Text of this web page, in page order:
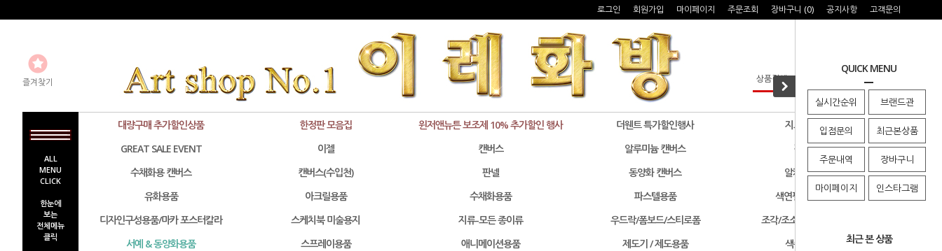
QUICK MENU
실시간순위 브랜드관
입점문의 최근본상품
주문내역 장바구니
마이페이지 인스타그램
최근 본 상품
로그인 회원가입 마이페이지 주문조회 장바구니 (0) 공지사항 고객문의
즐겨찾기
ALL
MENU
CLICK
한눈에
보는
전체메뉴
클릭
대량구매 추가할인상품 한정판 모음집 윈저앤뉴튼 보조제 10% 추가할인 행사 더웬트 특가할인행사
지그 특가할인행사
GREAT SALE EVENT
이젤 캔버스 알루미늄 캔버스
검정색 캔버스
수채화용 캔버스
캔버스(수입천) 판넬 동양화 캔버스
알키드물감 및 용품
유화용품
아크릴용품 수채화용품 파스텔용품
색연필/연필/드로잉용품
디자인구성용품/마카 포스터칼라
스케치북 미술용지 지류-모든 종이류 우드락/폼보드/스티로폼
조각/조소용품/클레이/판화용품
서예 & 동양화용품
스프레이용품 애니메이션용품 제도기 / 제도용품
색종이 & 종이접기